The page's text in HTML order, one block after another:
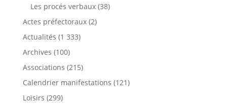
Les procés verbaux(38)
Actes préfectoraux(2)
Actualités (1 333)
Archives (100)
Associations (215)
Calendrier manifestations (121)
Loisirs (299)